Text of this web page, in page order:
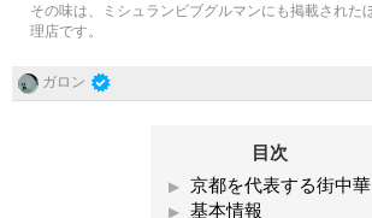
その味は、ミシュランビブグルマンにも掲載された
理店です。
ガロン
目次
京都を代表する街中華
基本情報